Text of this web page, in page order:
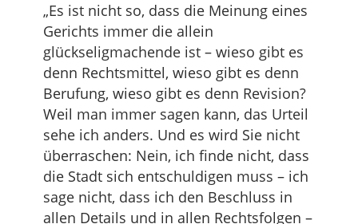
„Es ist nicht so, dass die Meinung eines
Gerichts immer die allein
glückseligmachende ist – wieso gibt es
denn Rechtsmittel, wieso gibt es denn
Berufung, wieso gibt es denn Revision?
Weil man immer sagen kann, das Urteil
sehe ich anders. Und es wird Sie nicht
überraschen: Nein, ich finde nicht, dass
die Stadt sich entschuldigen muss – ich
sage nicht, dass ich den Beschluss in
allen Details und in allen Rechtsfolgen –